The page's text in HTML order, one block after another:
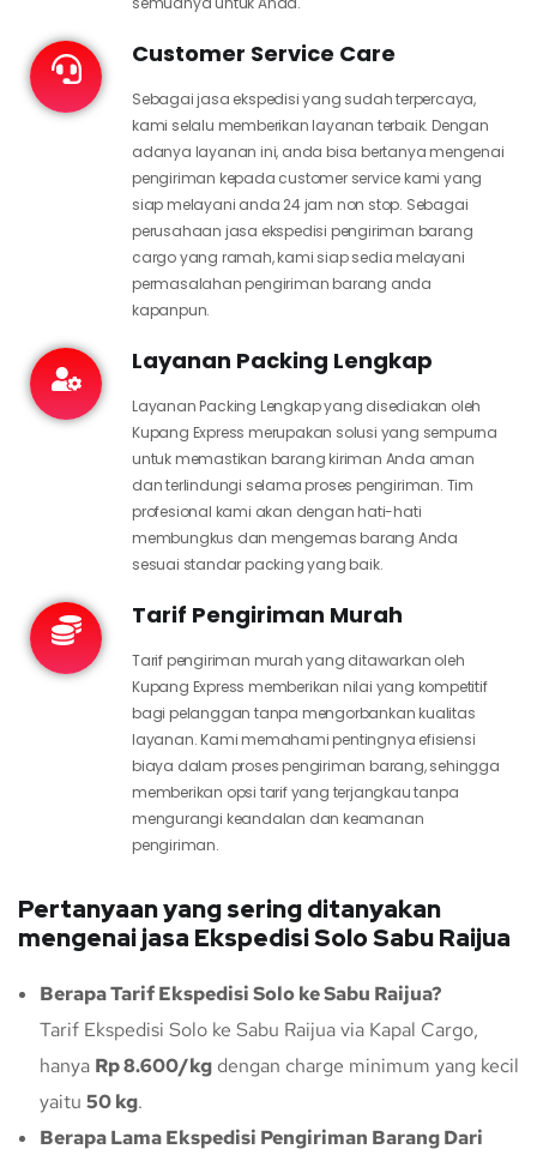
Customer Service Care
Sebagai jasa ekspedisi yang sudah terpercaya,
kami selalu memberikan layanan terbaik. Dengan
adanya layanan ini, anda bisa bertanya mengenai
pengiriman kepada customer service kami yang
siap melayani anda 24 jam non stop. Sebagai
perusahaan jasa ekspedisi pengiriman barang
cargo yang ramah, kami siap sedia melayani
permasalahan pengiriman barang anda
kapanpun.
Layanan Packing Lengkap
Layanan Packing Lengkap yang disediakan oleh
Kupang Express merupakan solusi yang sempurna
untuk memastikan barang kiriman Anda aman
dan terlindungi selama proses pengiriman. Tim
profesional kami akan dengan hati-hati
membungkus dan mengemas barang Anda
sesuai standar packing yang baik.
Tarif Pengiriman Murah
Tarif pengiriman murah yang ditawarkan oleh
Kupang Express memberikan nilai yang kompetitif
bagi pelanggan tanpa mengorbankan kualitas
layanan. Kami memahami pentingnya efisiensi
biaya dalam proses pengiriman barang, sehingga
memberikan opsi tarif yang terjangkau tanpa
mengurangi keandalan dan keamanan
pengiriman.
Pertanyaan yang sering ditanyakan
mengenai jasa Ekspedisi Solo Sabu Raijua
Berapa Tarif Ekspedisi Solo ke Sabu Raijua?
Tarif Ekspedisi Solo ke Sabu Raijua via Kapal Cargo,
hanya Rp 8.600/kg dengan charge minimum yang kecil
yaitu 50 kg.
Berapa Lama Ekspedisi Pengiriman Barang Dari